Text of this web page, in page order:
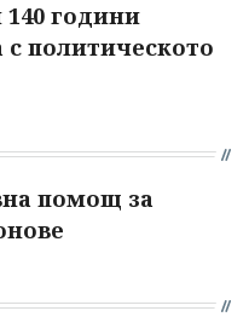
години
политическото
помощ за